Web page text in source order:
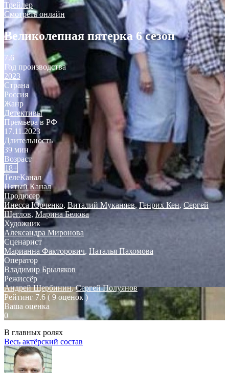
Трейлер
Смотреть онлайн
Великолепная пятерка 6 сезон
7.6
Год производства
2023
Страна
Россия
Жанр
Детективы
Премьера в РФ
17.11.2023
Длительность
39 мин
Возраст
18+
ТелеКанал
Пятый Канал
Продюсер
Инесса Юрченко, Виталий Муканяев,Генрих Кен, Сергей
Щеглов, Марина Белова
Художник
Александра Миронова
Сценарист
Марианна Факторович, Наталья Пахомова
Оператор
Владимир Брыляков
Режиссёр
Андрей Щербинин,Сергей Полуянов
Рейтинг 7.6 ( 9 оценок )
Ваша оценка
0
В главных ролях
Весь актёрский состав